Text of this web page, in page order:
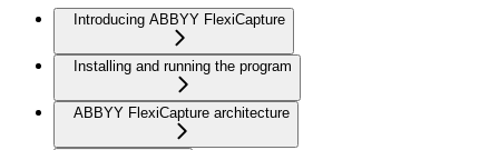
Introducing ABBYY FlexiCapture
Installing and running the program
ABBYY FlexiCapture architecture